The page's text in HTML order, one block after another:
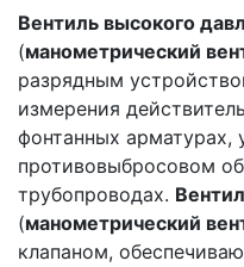
Вентиль высокого
(манометрический
разрядным
измерения
фонтанных арматурах,
противовыбросовом
трубопроводах.
(манометрический
клапаном,